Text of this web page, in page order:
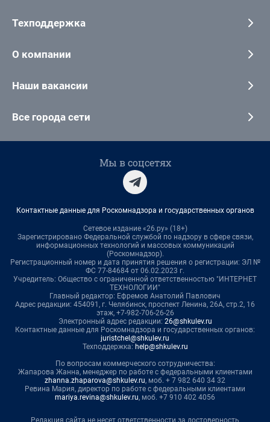
Техподдержка
О компании
Наши вакансии
Все города сети
Мы в соцсетях
Контактные данные для Роскомнадзора и государственных органов
Сетевое издание «26.ру» (18+)
Зарегистрировано Федеральной службой по надзору в сфере связи,
информационных технологий и массовых коммуникаций
(Роскомнадзор).
Регистрационный номер и дата принятия решения о регистрации: ЭЛ №
ФС 77-84684 от 06.02.2023 г.
Учредитель: Общество с ограниченной ответственностью "ИНТЕРНЕТ
ТЕХНОЛОГИИ"
Главный редактор: Ефремов Анатолий Павлович
Адрес редакции: 454091, г. Челябинск, проспект Ленина, 26А, стр.2, 16
этаж, +7-982-706-26-26
Электронный адрес редакции: 26@shkulev.ru
Контактные данные для Роскомнадзора и государственных органов:
juristchel@shkulev.ru
Техподдержка: help@shkulev.ru
По вопросам коммерческого сотрудничества:
Жапарова Жанна, менеджер по работе с федеральными клиентами
zhanna.zhaparova@shkulev.ru, моб. + 7 982 640 34 32
Ревина Мария, директор по работе с федеральными клиентами
mariya.revina@shkulev.ru, моб. +7 910 402 4056
Редакция сайта не несет ответственности за достоверность